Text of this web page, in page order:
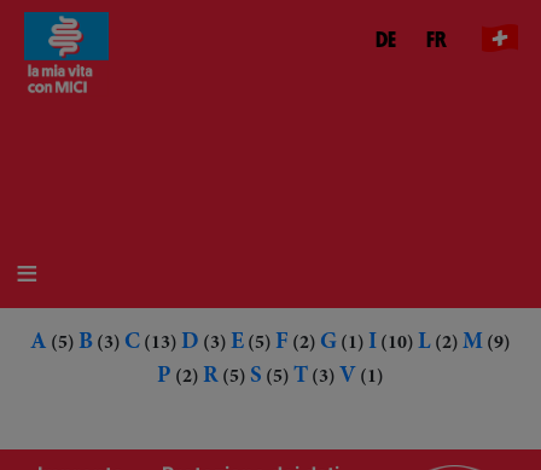
Salta
contenuto
DE FR
A (5) B (3) C (13) D (3) E (5) F (2) G (1) I (10) L (2) M (9)
P (2) R (5) S (5) T (3) V (1)